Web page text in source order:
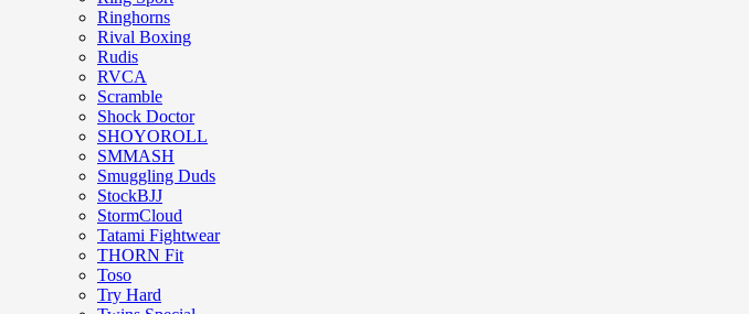
Ringhorns
Rival Boxing
Rudis
RVCA
Scramble
Shock Doctor
SHOYOROLL
SMMASH
Smuggling Duds
StockBJJ
StormCloud
Tatami Fightwear
THORN Fit
Toso
Try Hard